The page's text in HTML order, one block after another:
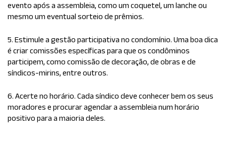
evento após a assembleia, como um coquetel, um lanche ou
mesmo um eventual sorteio de prêmios.
5. Estimule a gestão participativa no condomínio. Uma boa dica
é criar comissões específicas para que os condôminos
participem, como comissão de decoração, de obras e de
síndicos-mirins, entre outros.
6. Acerte no horário. Cada síndico deve conhecer bem os seus
moradores e procurar agendar a assembleia num horário
positivo para a maioria deles.